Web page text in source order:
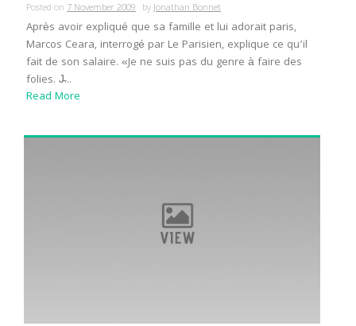
Posted on 7 November 2009 byJonathan Bonnet
Après avoir expliqué que sa famille et lui adorait paris,
Marcos Ceara, interrogé par Le Parisien, explique ce qu’il
fait de son salaire. «Je ne suis pas du genre à faire des
folies. J̵...
Read More